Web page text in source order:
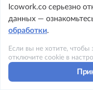
Icowork.co серьезно
данных —
обработки.
Если вы не хотите, чтобы
отключите cookie вПолитика